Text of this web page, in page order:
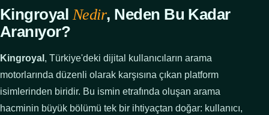
Kingroyal Nedir, Neden Bu Kadar
Aranıyor?
Kingroyal , Türkiye'deki dijital kullanıcıların arama
motorlarında düzenli olarak karşısına çıkan platform
isimlerinden biridir. Bu ismin etrafında oluşan arama
hacminin büyük bölümü tek bir ihtiyaçtan doğar: kullanıcı,